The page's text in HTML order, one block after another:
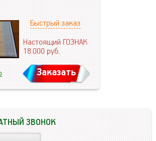
Быстрый заказ
Настоящий ГОЗНАК
18.000руб.
Заказать
ЗВОНОК